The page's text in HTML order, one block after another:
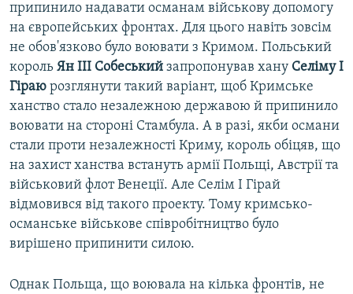
припинило надавати османам військову допомогу
на європейських фронтах. Для цього навіть зовсім
не обов'язково було воювати з Кримом. Польський
король Ян III Собеський запропонував хану Селіму I
Гіраю розглянути такий варіант, щоб Кримське
ханство стало незалежною державою й припинило
воювати на стороні Стамбула. А в разі, якби османи
стали проти незалежності Криму, король обіцяв, що
на захист ханства встануть армії Польщі, Австрії та
військовий флот Венеції. Але Селім I Гірай
відмовився від такого проекту. Тому кримсько-
османське військове співробітництво було
вирішено припинити силою.
Однак Польща, що воювала на кілька фронтів, не